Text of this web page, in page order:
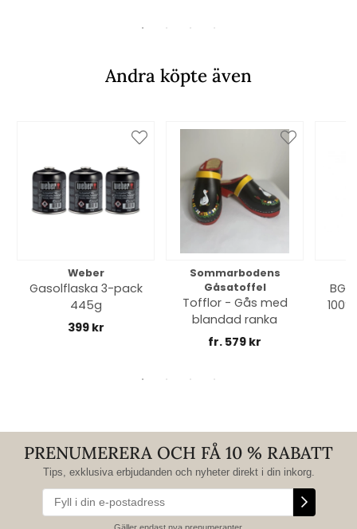
Andra köpte även
Weber
Gasolflaska 3-pack
445g
399 kr
Sommarbodens
Gåsatoffel
Tofflor - Gås med
blandad ranka
fr. 579 kr
PRENUMERERA OCH FÅ 10 % RABATT
Tips, exklusiva erbjudanden och nyheter direkt i din inkorg.